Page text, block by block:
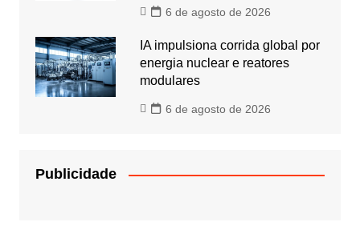
6 de agosto de 2026
IA impulsiona corrida global por
energia nuclear e reatores
modulares
6 de agosto de 2026
Publicidade